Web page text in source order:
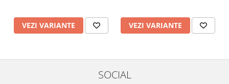
VEZI VARIANTE VEZI VARIANTE
SOCIAL